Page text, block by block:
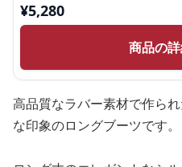
¥5,280
商品の
高品質なラバー素材で作ら
な印象のロングブーツです。